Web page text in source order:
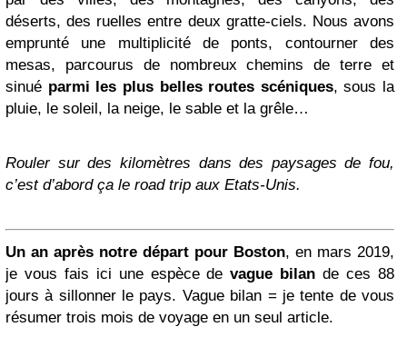
déserts, des ruelles entre deux gratte-ciels. Nous avons
emprunté une multiplicité de ponts, contourner des
mesas, parcourus de nombreux chemins de terre et
sinué parmi les plus belles routes scéniques, sous la
pluie, le soleil, la neige, le sable et la grêle…
Rouler sur des kilomètres dans des paysages de fou,
c’est d’abord ça le road trip aux Etats-Unis.
Un an après notre départ pour Boston, en mars 2019,
je vous fais ici une espèce devague bilan de ces 88
jours à sillonner le pays. Vague bilan = je tente de vous
résumer trois mois de voyage en un seul article.